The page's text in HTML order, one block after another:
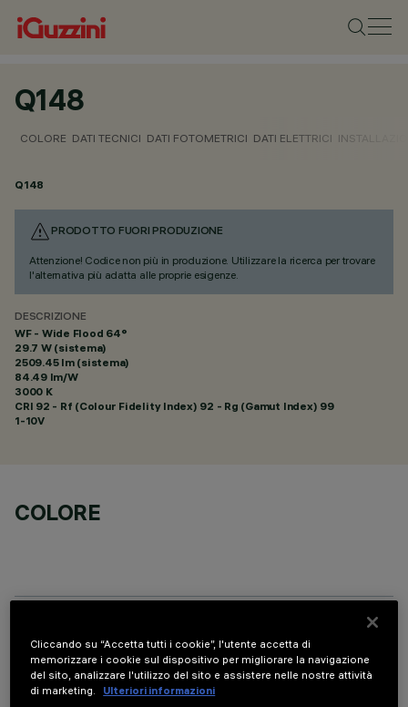
Q148
COLORE DATI TECNICI DATI FOTOMETRICI DATI ELETTRICI
Q148
PRODOTTO FUORI PRODUZIONE
Attenzione! Codice non più in produzione. Utilizzare la ricerca per trovare
l'alternativa più adatta alle proprie esigenze.
DESCRIZIONE
WF - Wide Flood 64°
29.7 W (sistema)
2509.45 lm (sistema)
84.49 lm/W
3000 K
CRI 92 - Rf (Colour Fidelity Index) 92 - Rg (Gamut Index) 99
1-10V
COLORE
DATI TECNICI
ULTIMO AGGIORNAMENTO: 01/08/2026
Cliccando su “Accetta tutti i cookie”, l'utente accetta di
memorizzare i cookie sul dispositivo per migliorare la navigazione
del sito, analizzare l'utilizzo del sito e assistere nelle nostre attività
di marketing.
Ulteriori informazioni